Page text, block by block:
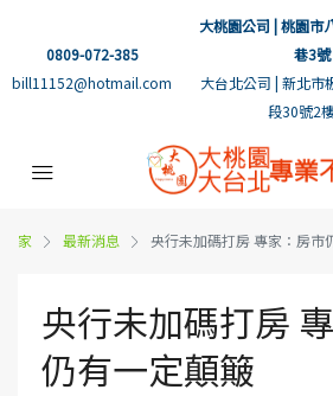
0809-072-385
bill11152@hotmail.com
大桃園公司 | 桃園市
巷3號
大台北公司 | 新北市
段30號2
家 最新消息 央行未加碼打房 專家：房市
央行未加碼打房
仍有一定顛簸